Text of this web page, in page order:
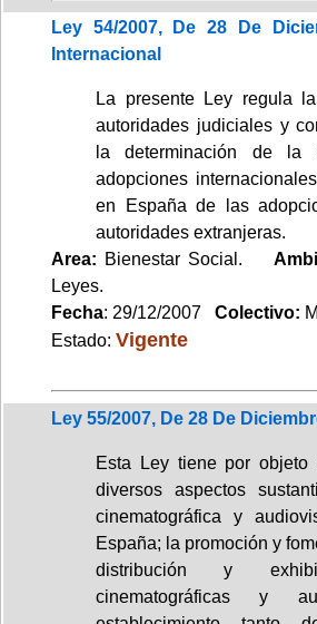
Ley 54/2007, De 28 De
Internacional
La presente Ley regula
autoridades judiciales y
la determinación de
adopciones
en España de las
autoridades extranjeras.
Area: Bienestar Social.
Leyes.
Fecha: 29/12/2007 Colectivo:
Estado: Vigente
Ley 55/2007, De 28 De
Esta Ley tiene por
diversos aspectos
cinematográfica y
España; la promoción y
distribución y
cinematográficas y